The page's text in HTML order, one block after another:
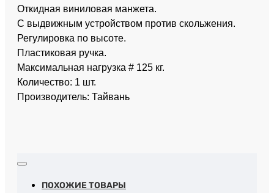
Откидная виниловая манжета.
С выдвижным устройством против скольжения.
Регулировка по высоте.
Пластиковая ручка.
Максимальная нагрузка # 125 кг.
Количество: 1 шт.
Производитель: Тайвань
ПОХОЖИЕ ТОВАРЫ